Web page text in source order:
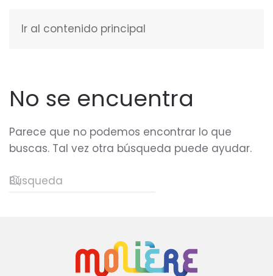
Ir al contenido principal
No se encuentra
Parece que no podemos encontrar lo que
buscas. Tal vez otra búsqueda puede ayudar.